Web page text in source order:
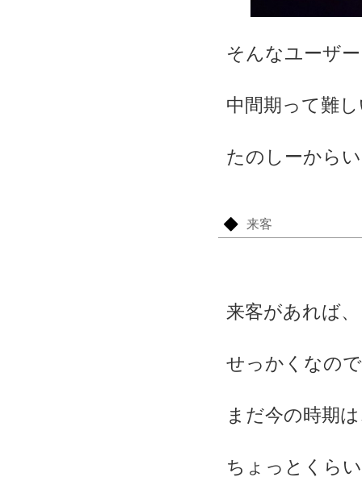
そんなユーザ
中間期って難
たのしーから
来客
来客があれば、
せっかくなの
まだ今の時期
ちょっとくら